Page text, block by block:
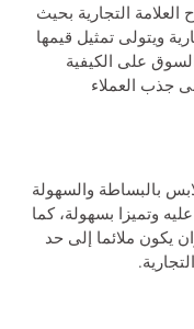
العلامة التجارية بحيث
ويتولى تمثيل قيمها
السوق على الكيفية
جذب العملاء
بالبساطة والسهولة
وتميزا بسهولة، كما
يكون ملائما إلى حد